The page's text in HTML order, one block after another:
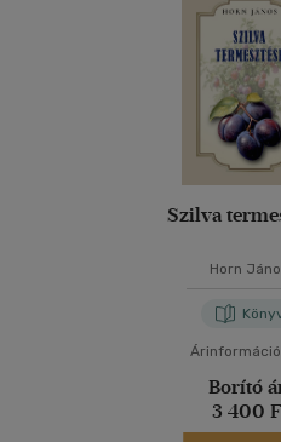
Szilva
Horn
Borító
3 400